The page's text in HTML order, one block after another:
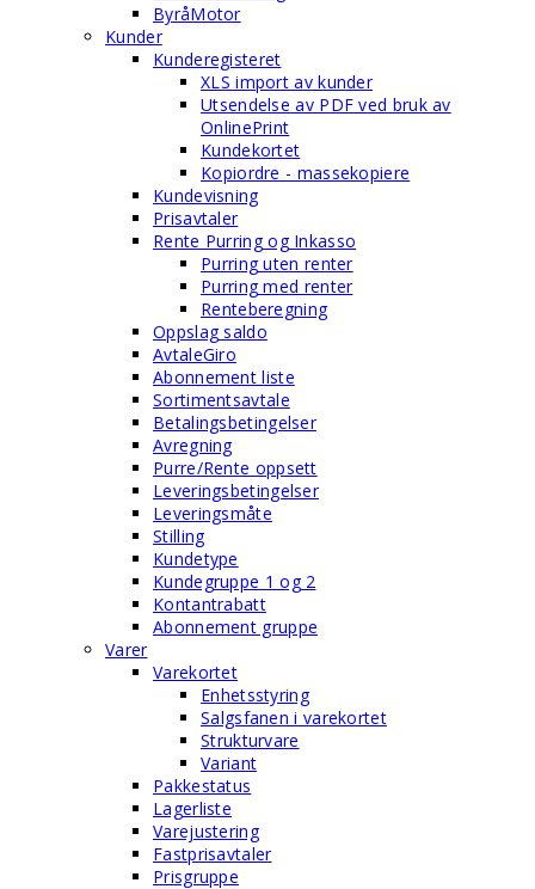
ByråMotor
Kunder
Kunderegisteret
XLS import av kunder
Utsendelse av PDF ved bruk av
OnlinePrint
Kundekortet
Kopiordre - massekopiere
Kundevisning
Prisavtaler
Rente Purring og Inkasso
Purring uten renter
Purring med renter
Renteberegning
Oppslag saldo
AvtaleGiro
Abonnement liste
Sortimentsavtale
Betalingsbetingelser
Avregning
Purre/Rente oppsett
Leveringsbetingelser
Leveringsmåte
Stilling
Kundetype
Kundegruppe 1 og 2
Kontantrabatt
Abonnement gruppe
Varer
Varekortet
Enhetsstyring
Salgsfanen i varekortet
Strukturvare
Variant
Pakkestatus
Lagerliste
Varejustering
Fastprisavtaler
Prisgruppe